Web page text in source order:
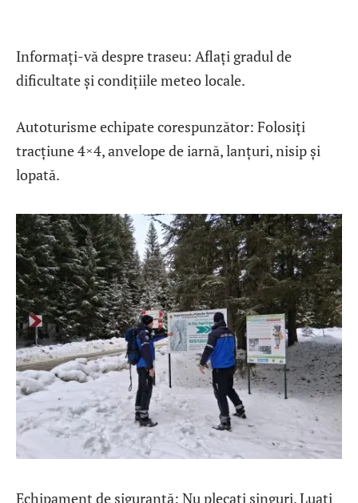
Informați-vă despre traseu: Aflați gradul de
dificultate și condițiile meteo locale.
Autoturisme echipate corespunzător: Folosiți
tracțiune 4×4, anvelope de iarnă, lanțuri, nisip și
lopată.
Echipament de siguranță: Nu plecați singuri. Luați